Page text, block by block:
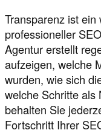
Transparenz ist
professioneller
Agentur erstellt
aufzeigen, welche
wurden, wie sich
welche Schritte als
behalten Sie
Fortschritt Ihrer